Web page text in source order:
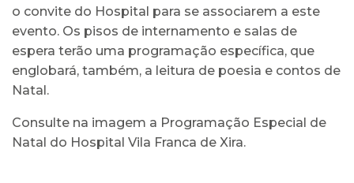
o convite do Hospital para se associarem a este
evento. Os pisos de internamento e salas de
espera terão uma programação específica, que
englobará, também, a leitura de poesia e contos de
Natal.
Consulte na imagem a Programação Especial de
Natal do Hospital Vila Franca de Xira.